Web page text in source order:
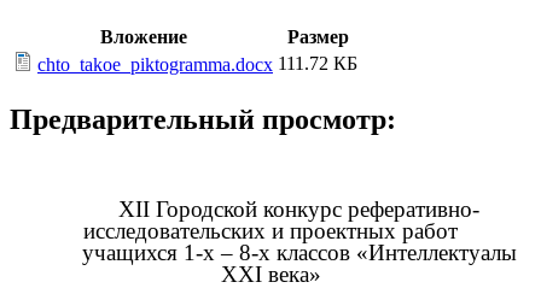
Вложение
Размер
chto_takoe_piktogramma.docx 111.72 КБ
Предварительный просмотр:
XII Городской конкурс реферативно-
исследовательских и проектных работ
учащихся 1-х – 8-х классов «Интеллектуалы
XXI века»